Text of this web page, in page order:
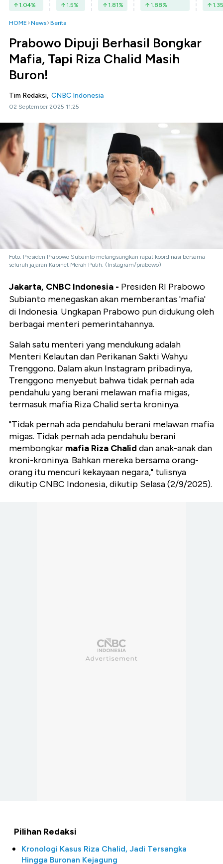
1.04% 1.5% 1.81% 1.88% 1.35
HOME News Berita
Prabowo Dipuji Berhasil Bongkar
Mafia, Tapi Riza Chalid Masih
Buron!
Tim Redaksi, CNBC Indonesia
02 September 2025 11:25
Foto: Presiden Prabowo Subainto melangsungkan rapat koordinasi bersama
seluruh jajaran Kabinet Merah Putih. (Instagram/prabowo)
Jakarta, CNBC Indonesia - Presiden RI Prabowo
Subianto menegaskan akan memberantas 'mafia'
di Indonesia. Ungkapan Prabowo pun didukung oleh
berbagai menteri pemerintahannya.
Salah satu menteri yang mendukung adalah
Menteri Kelautan dan Perikanan Sakti Wahyu
Trenggono. Dalam akun Instagram pribadinya,
Trenggono menyebut bahwa tidak pernah ada
pendahulu yang berani melawan mafia migas,
termasuk mafia Riza Chalid serta kroninya.
"Tidak pernah ada pendahulu berani melawan mafia
migas. Tidak pernah ada pendahulu berani
membongkar mafia Riza Chalid dan anak-anak dan
kroni-kroninya. Bahkan mereka bersama orang-
orang itu mencuri kekayaan negara," tulisnya
dikutip CNBC Indonesia, dikutip Selasa (2/9/2025).
Pilihan Redaksi
Kronologi Kasus Riza Chalid, Jadi Tersangka
Hingga Buronan Kejagung